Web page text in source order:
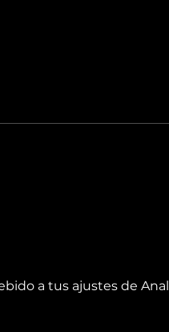
a tus ajustes de